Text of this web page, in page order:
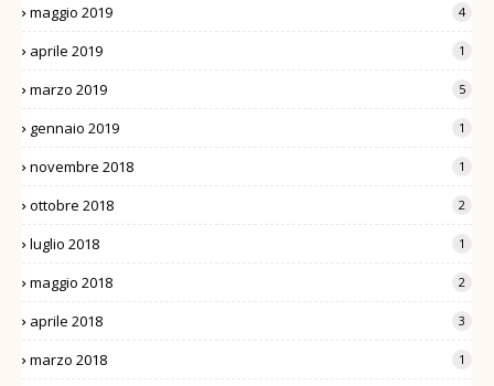
maggio 2019 4
aprile 2019 1
marzo 2019 5
gennaio 2019 1
novembre 2018 1
ottobre 2018 2
luglio 2018 1
maggio 2018 2
aprile 2018 3
marzo 2018 1